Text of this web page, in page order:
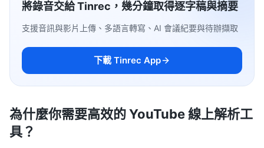
將錄音交給 Tinrec，幾分鐘取得逐字稿與摘要
支援音訊與影片上傳、多語言轉寫、AI 會議紀要與待辦擷取
下載 Tinrec App
為什麼你需要高效的 YouTube 線上解析工
具？